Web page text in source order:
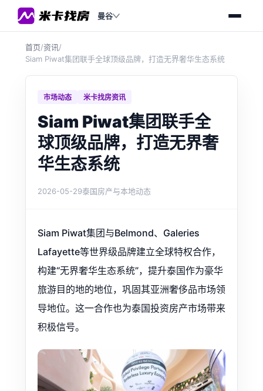
曼谷
首页/资讯/
Siam Piwat集团联手全球顶级品牌，打造无界奢华生态系统
市场动态 米卡找房资讯
Siam Piwat集团联手全
球顶级品牌，打造无界奢
华生态系统
2026-05-29泰国房产与本地动态
Siam Piwat集团与Belmond、Galeries
Lafayette等世界级品牌建立全球特权合作，
构建“无界奢华生态系统”，提升泰国作为豪华
旅游目的地的地位，巩固其亚洲奢侈品市场领
导地位。这一合作也为泰国投资房产市场带来
积极信号。